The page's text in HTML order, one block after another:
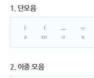
1. 단모음
ㅏ
a
ㅓ
eo
ㅗ
o
ㅜ
u
2. 이중 모음